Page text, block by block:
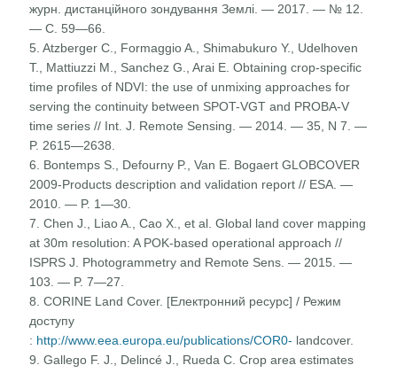
журн. дистанційного зондування Землі. — 2017. — № 12.
— C. 59—66.
5. Atzberger C., Formaggio A., Shimabukuro Y., Udelhoven
T., Mattiuzzi M., Sanchez G., Arai E. Obtaining crop-specific
time profiles of NDVI: the use of unmixing approaches for
serving the continuity between SPOT-VGT and PROBA-V
time series // Int. J. Remote Sensing. — 2014. — 35, N 7. —
P. 2615—2638.
6. Bontemps S., Defourny P., Van E. Bogaert GLOBCOVER
2009-Products description and validation report // ESA. —
2010. — P. 1—30.
7. Chen J., Liao A., Cao X., et al. Global land cover mapping
at 30m resolution: A POK-based operational approach //
ISPRS J. Photogrammetry and Remote Sens. — 2015. —
103. — P. 7—27.
8. CORINE Land Cover. [Електронний ресурс] / Режим
доступу
: http://www.eea.europa.eu/publications/COR0- landcover.
9. Gallego F. J., Delincé J., Rueda C. Crop area estimates